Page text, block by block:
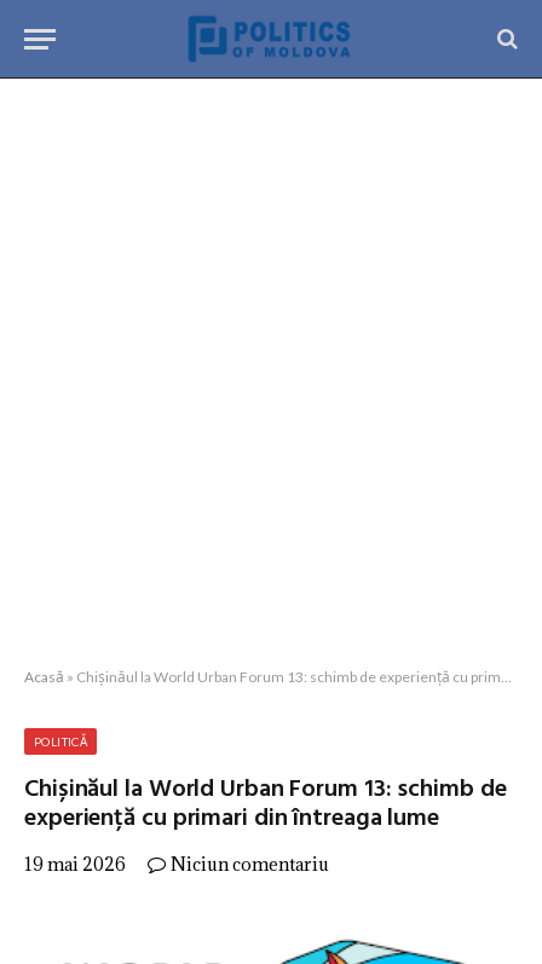
Acasă » Chișinăul la World Urban Forum 13: schimb de experiență cu primari din întreaga lume
POLITICĂ
Chișinăul la World Urban Forum 13: schimb de
experiență cu primari din întreaga lume
19 mai 2026 Niciun comentariu